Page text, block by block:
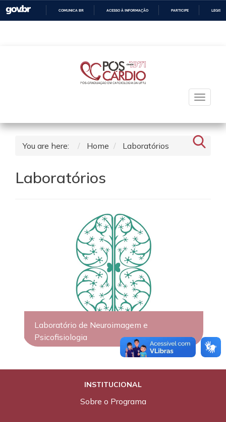
COMUNICA BR ACESSO À INFORMAÇÃO PARTICIPE
Toggle
You are here: Home Laboratórios
Laboratórios
Laboratório de Neuroimagem e
Psicofisiologia
INSTITUCIONAL
Sobre o Programa